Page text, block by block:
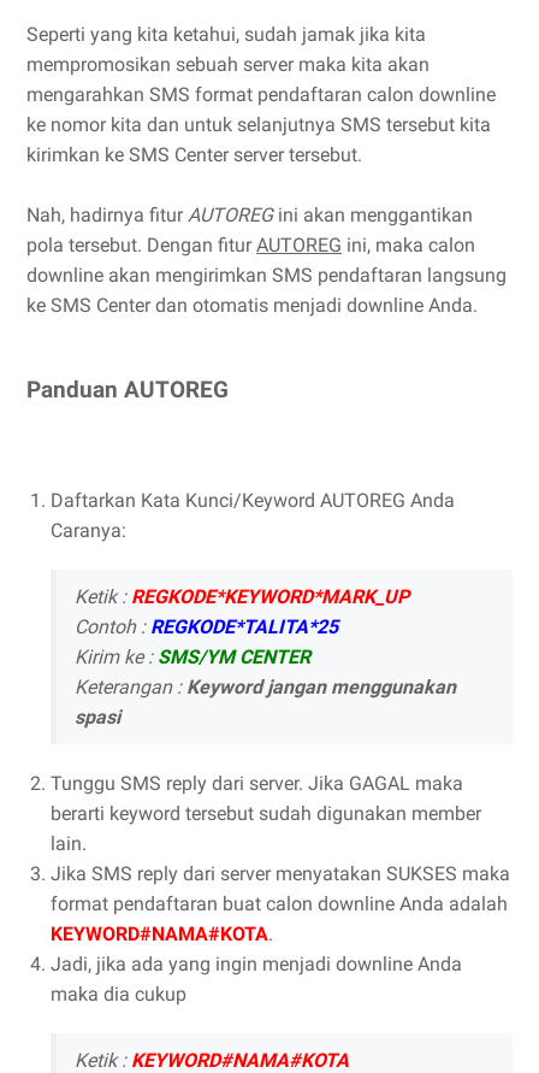
Seperti yang kita ketahui, sudah jamak jika kita
mempromosikan sebuah server maka kita akan
mengarahkan SMS format pendaftaran calon downline
ke nomor kita dan untuk selanjutnya SMS tersebut kita
kirimkan ke SMS Center server tersebut.
Nah, hadirnya fiturAUTOREGini akan menggantikan
pola tersebut. Dengan fiturAUTOREG ini, maka calon
downline akan mengirimkan SMS pendaftaran langsung
ke SMS Center dan otomatis menjadi downline Anda.
Panduan AUTOREG
Daftarkan Kata Kunci/Keyword AUTOREG Anda
Caranya:
Ketik : REGKODE*KEYWORD*MARK_UP
Contoh : REGKODE*TALITA*25
Kirim ke : SMS/YM CENTER
Keterangan : Keyword jangan menggunakan
spasi
Tunggu SMS reply dari server. Jika GAGAL maka
berarti keyword tersebut sudah digunakan member
lain.
Jika SMS reply dari server menyatakan SUKSES maka
format pendaftaran buat calon downline Anda adalah
KEYWORD#NAMA#KOTA.
Jadi, jika ada yang ingin menjadi downline Anda
maka dia cukup
Ketik : KEYWORD#NAMA#KOTA